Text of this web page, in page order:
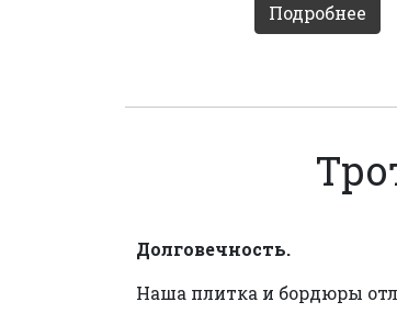
Подробнее
Долговечность.
Наша плитка и бордюры